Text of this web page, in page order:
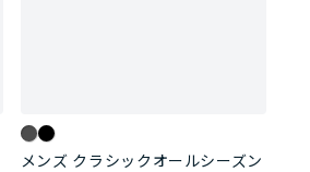
メンズ クラシックオールシーズン